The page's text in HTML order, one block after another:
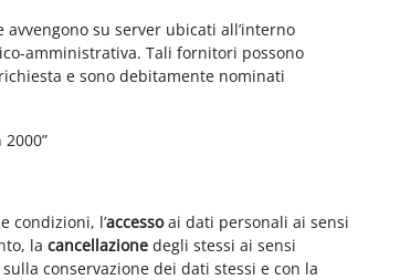
su server ubicati all’interno
amministrativa. Tali fornitori possono
e sono debitamente nominati
condizioni, l’accessoai dati personali ai sensi
lacancellazione degli stessi ai sensi
conservazione dei dati stessi e con la